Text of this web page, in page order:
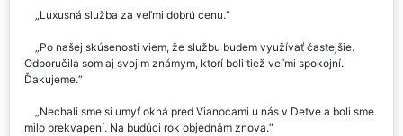
Luxusná služba za veľmi dobrú cenu.
Po našej skúsenosti viem, že službu budem využívať častejšie.
Odporučila som aj svojim známym, ktorí boli tiež veľmi spokojní.
Ďakujeme.
Nechali sme si umyť okná pred Vianocami u nás v Detve a boli sme
milo prekvapení. Na budúci rok objednám znova.